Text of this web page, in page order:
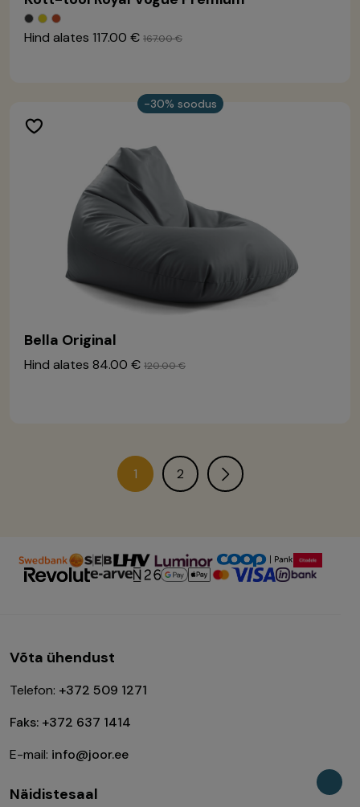
Hind alates 117.00 € 167.00 €
-30% soodus
Bella Original
Hind alates 84.00 € 120.00 €
1 2
Võta ühendust
Telefon: +372 509 1271
Faks: +372 637 1414
E-mail: info@joor.ee
Näidistesaal